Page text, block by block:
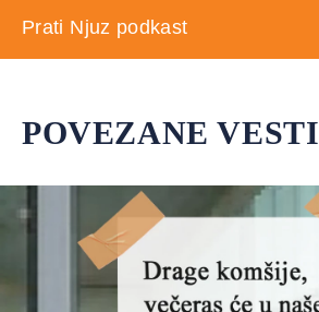
Prati Njuz podkast
POVEZANE VESTI